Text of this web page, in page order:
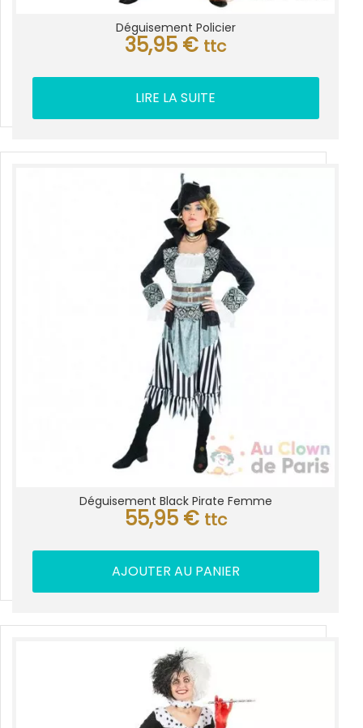
Déguisement Policier
35,95 € ttc
LIRE LA SUITE
Déguisement Black Pirate Femme
55,95 € ttc
AJOUTER AU PANIER